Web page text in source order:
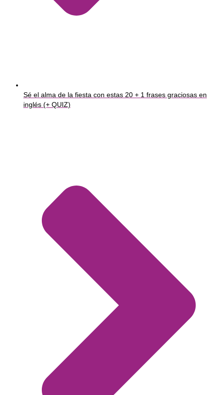
Sé el alma de la fiesta con estas 20 + 1 frases graciosas en
inglés (+ QUIZ)